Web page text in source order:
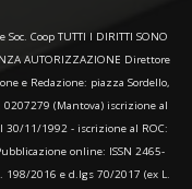
Coop TUTTI I DIRITTI SONO
AUTORIZZAZIONE Direttore
e Redazione: piazza Sordello,
0207279 (Mantova) iscrizione al
11/1992 - iscrizione al ROC:
online: ISSN 2465-
2016 e d.lgs 70/2017 (ex L.